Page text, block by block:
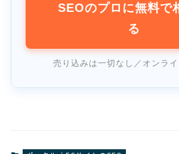
SEOのプロに無料で
る
売り込みは一切なし／オンラ